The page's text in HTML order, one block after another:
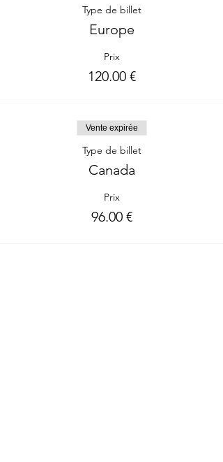
Type de billet
Europe
Prix
120.00 €
Vente expirée
Type de billet
Canada
Prix
96.00 €